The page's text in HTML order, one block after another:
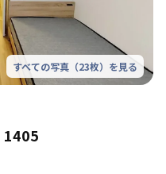
すべての写真（23枚）を見る
1405